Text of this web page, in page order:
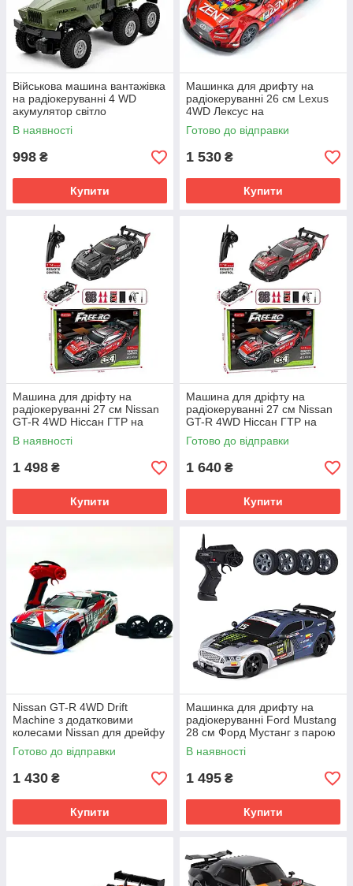
Військова машина вантажівка
на радіокеруванні 4 WD
акумулятор світло
амортизатори 999-24
В наявності
998 ₴
Купити
Машинка для дрифту на
радіокеруванні 26 см Lexus
4WD Лексус на
радіокеруванні дрифт
Готово до відправки
1 530 ₴
Купити
Машина для дріфту на
радіокеруванні 27 см Nissan
GT-R 4WD Ніссан ГТР на
радіокеруванні дріфт Drift car
В наявності
1 498 ₴
Купити
Машина для дріфту на
радіокеруванні 27 см Nissan
GT-R 4WD Ніссан ГТР на
радіокеруванні дріфт Drift car
Готово до відправки
1 640 ₴
Купити
Nissan GT-R 4WD Drift
Machine з додатковими
колесами Nissan для дрейфу
28 см
Готово до відправки
1 430 ₴
Купити
Машинка для дрифту на
радіокеруванні Ford Mustang
28 см Форд Мустанг з парою
та світлом з колесами для
дрифту
В наявності
1 495 ₴
Купити